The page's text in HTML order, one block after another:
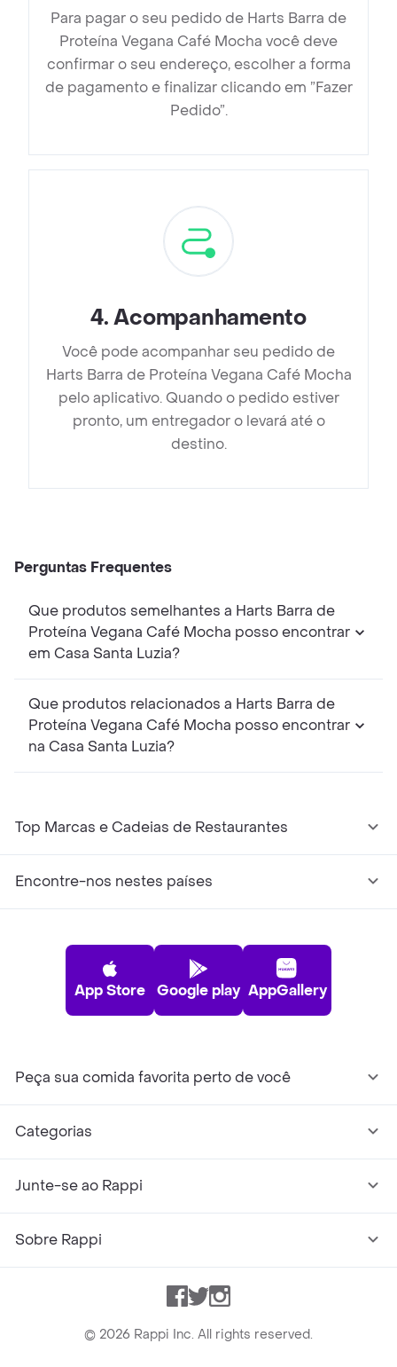
Para pagar o seu pedido de Harts Barra de
Proteína Vegana Café Mocha você deve
confirmar o seu endereço, escolher a forma
de pagamento e finalizar clicando em ”Fazer
Pedido”.
4.Acompanhamento
Você pode acompanhar seu pedido de
Harts Barra de Proteína Vegana Café Mocha
pelo aplicativo. Quando o pedido estiver
pronto, um entregador o levará até o
destino.
Perguntas Frequentes
Que produtos semelhantes a Harts Barra de
Proteína Vegana Café Mocha posso encontrar
em Casa Santa Luzia?
Que produtos relacionados a Harts Barra de
Proteína Vegana Café Mocha posso encontrar
na Casa Santa Luzia?
Top Marcas e Cadeias de Restaurantes
Encontre-nos nestes países
App Store Google play AppGallery
Peça sua comida favorita perto de você
Categorias
Junte-se ao Rappi
Sobre Rappi
Facebook
TwitterInstagram
© 2026 Rappi Inc. All rights reserved.